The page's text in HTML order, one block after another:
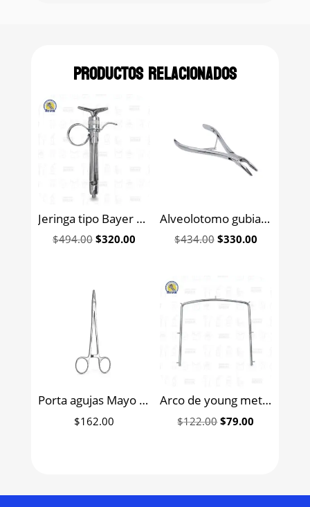
Productos relacionados
Jeringa tipo Bayer con anillo y muleta 6B (210)
$494.00 Original
$494.00.
$320.00
$320.00.
Alveolotomo gubia grande 6B 18 cm (143)
$434.00 Original
$330.00Current
Porta agujas Mayo para sutura 16cm 6B (283)
$162.00
Arco de young metálico adulto para aislamiento 6b (043)
$122.00Original
$79.00